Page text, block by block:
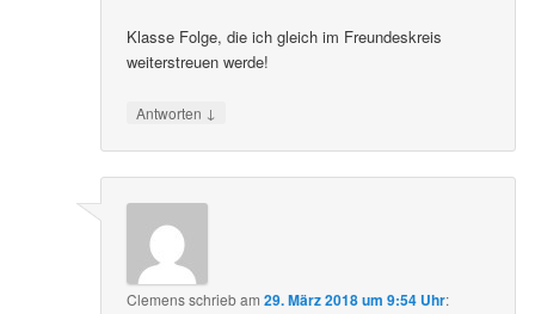
Klasse Folge, die ich gleich im Freundeskreis
weiterstreuen werde!
Antworten ↓
Clemensschriebam29. März 2018 um 9:54 Uhr: